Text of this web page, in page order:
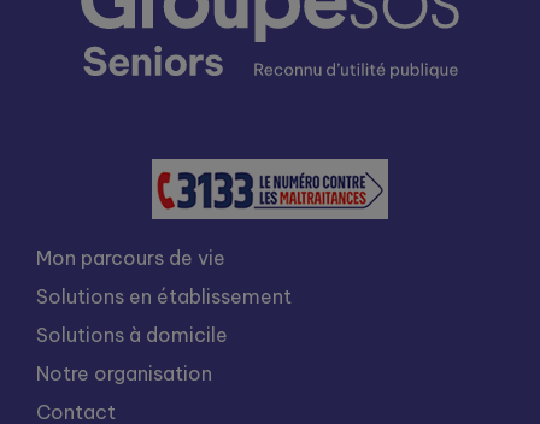
Mon parcours de vie
Solutions en établissement
Solutions à domicile
Notre organisation
Contact